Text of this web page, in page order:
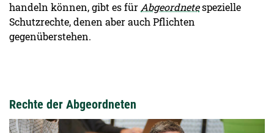
handeln können, gibt es für Abgeordnetespezielle
Schutzrechte, denen aber auch Pflichten
gegenüberstehen.
Rechte der Abgeordneten